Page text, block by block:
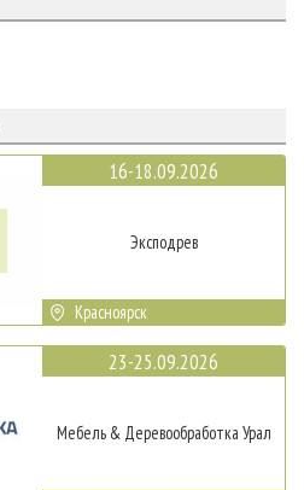
16-18.09.2026
Эксподрев
Красноярск
23-25.09.2026
Мебель & Деревообработка Урал